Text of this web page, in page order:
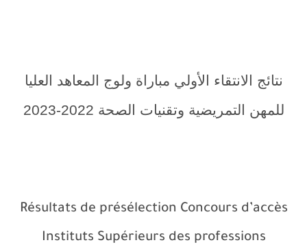
نتائج الانتقاء الأولي مباراة ولوج المعاهد العليا
للمهن التمريضية وتقنيات الصحة 2022-2023
Résultats de présélection Concours d’accès
Instituts Supérieurs des professions